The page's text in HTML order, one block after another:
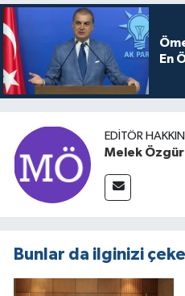
En
EDITÖR
Melek Özgür
Bunlar da ilginizi